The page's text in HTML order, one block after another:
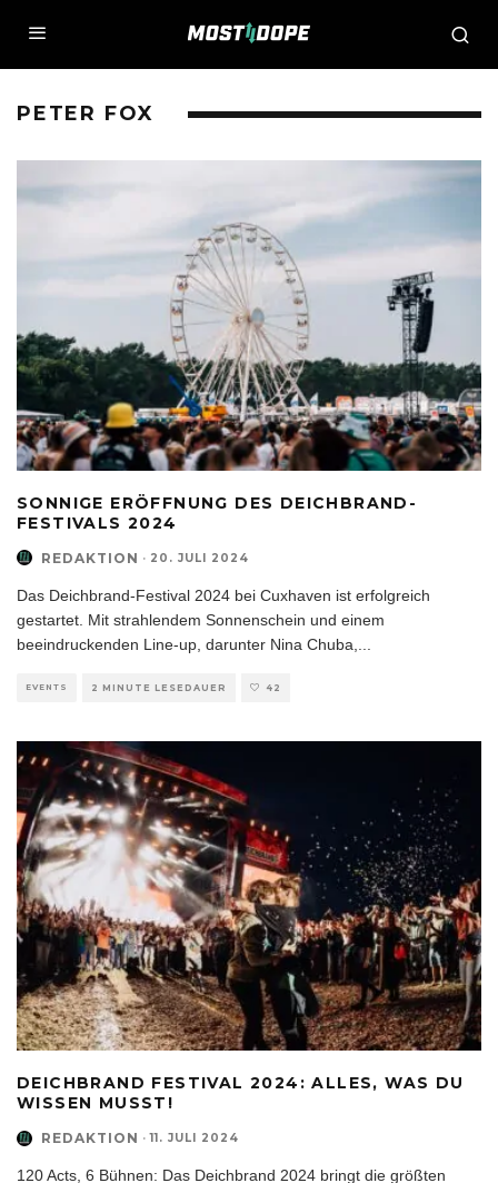
PETER FOX
SONNIGE ERÖFFNUNG DES DEICHBRAND-
FESTIVALS 2024
REDAKTION · 20. JULI 2024
Das Deichbrand-Festival 2024 bei Cuxhaven ist erfolgreich
gestartet. Mit strahlendem Sonnenschein und einem
beeindruckenden Line-up, darunter Nina Chuba,
EVENTS 2 MINUTE LESEDAUER 42
DEICHBRAND FESTIVAL 2024: ALLES, WAS DU
WISSEN MUSST!
REDAKTION · 11. JULI 2024
120 Acts, 6 Bühnen: Das Deichbrand 2024 bringt die größten